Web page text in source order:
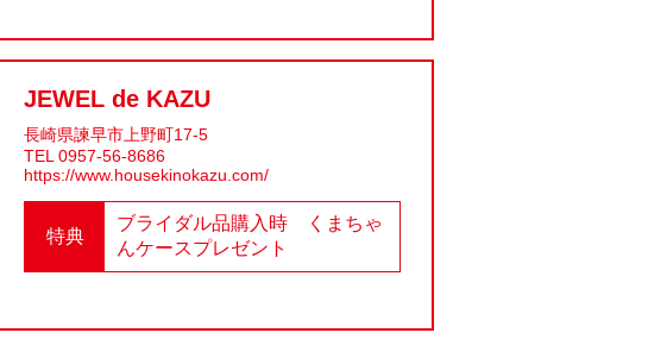
JEWEL de KAZU
長崎県諫早市上野町17-5
TEL 0957-56-8686
https://www.housekinokazu.com/
特典
ブライダル品購入時 くまちゃ
んケースプレゼント